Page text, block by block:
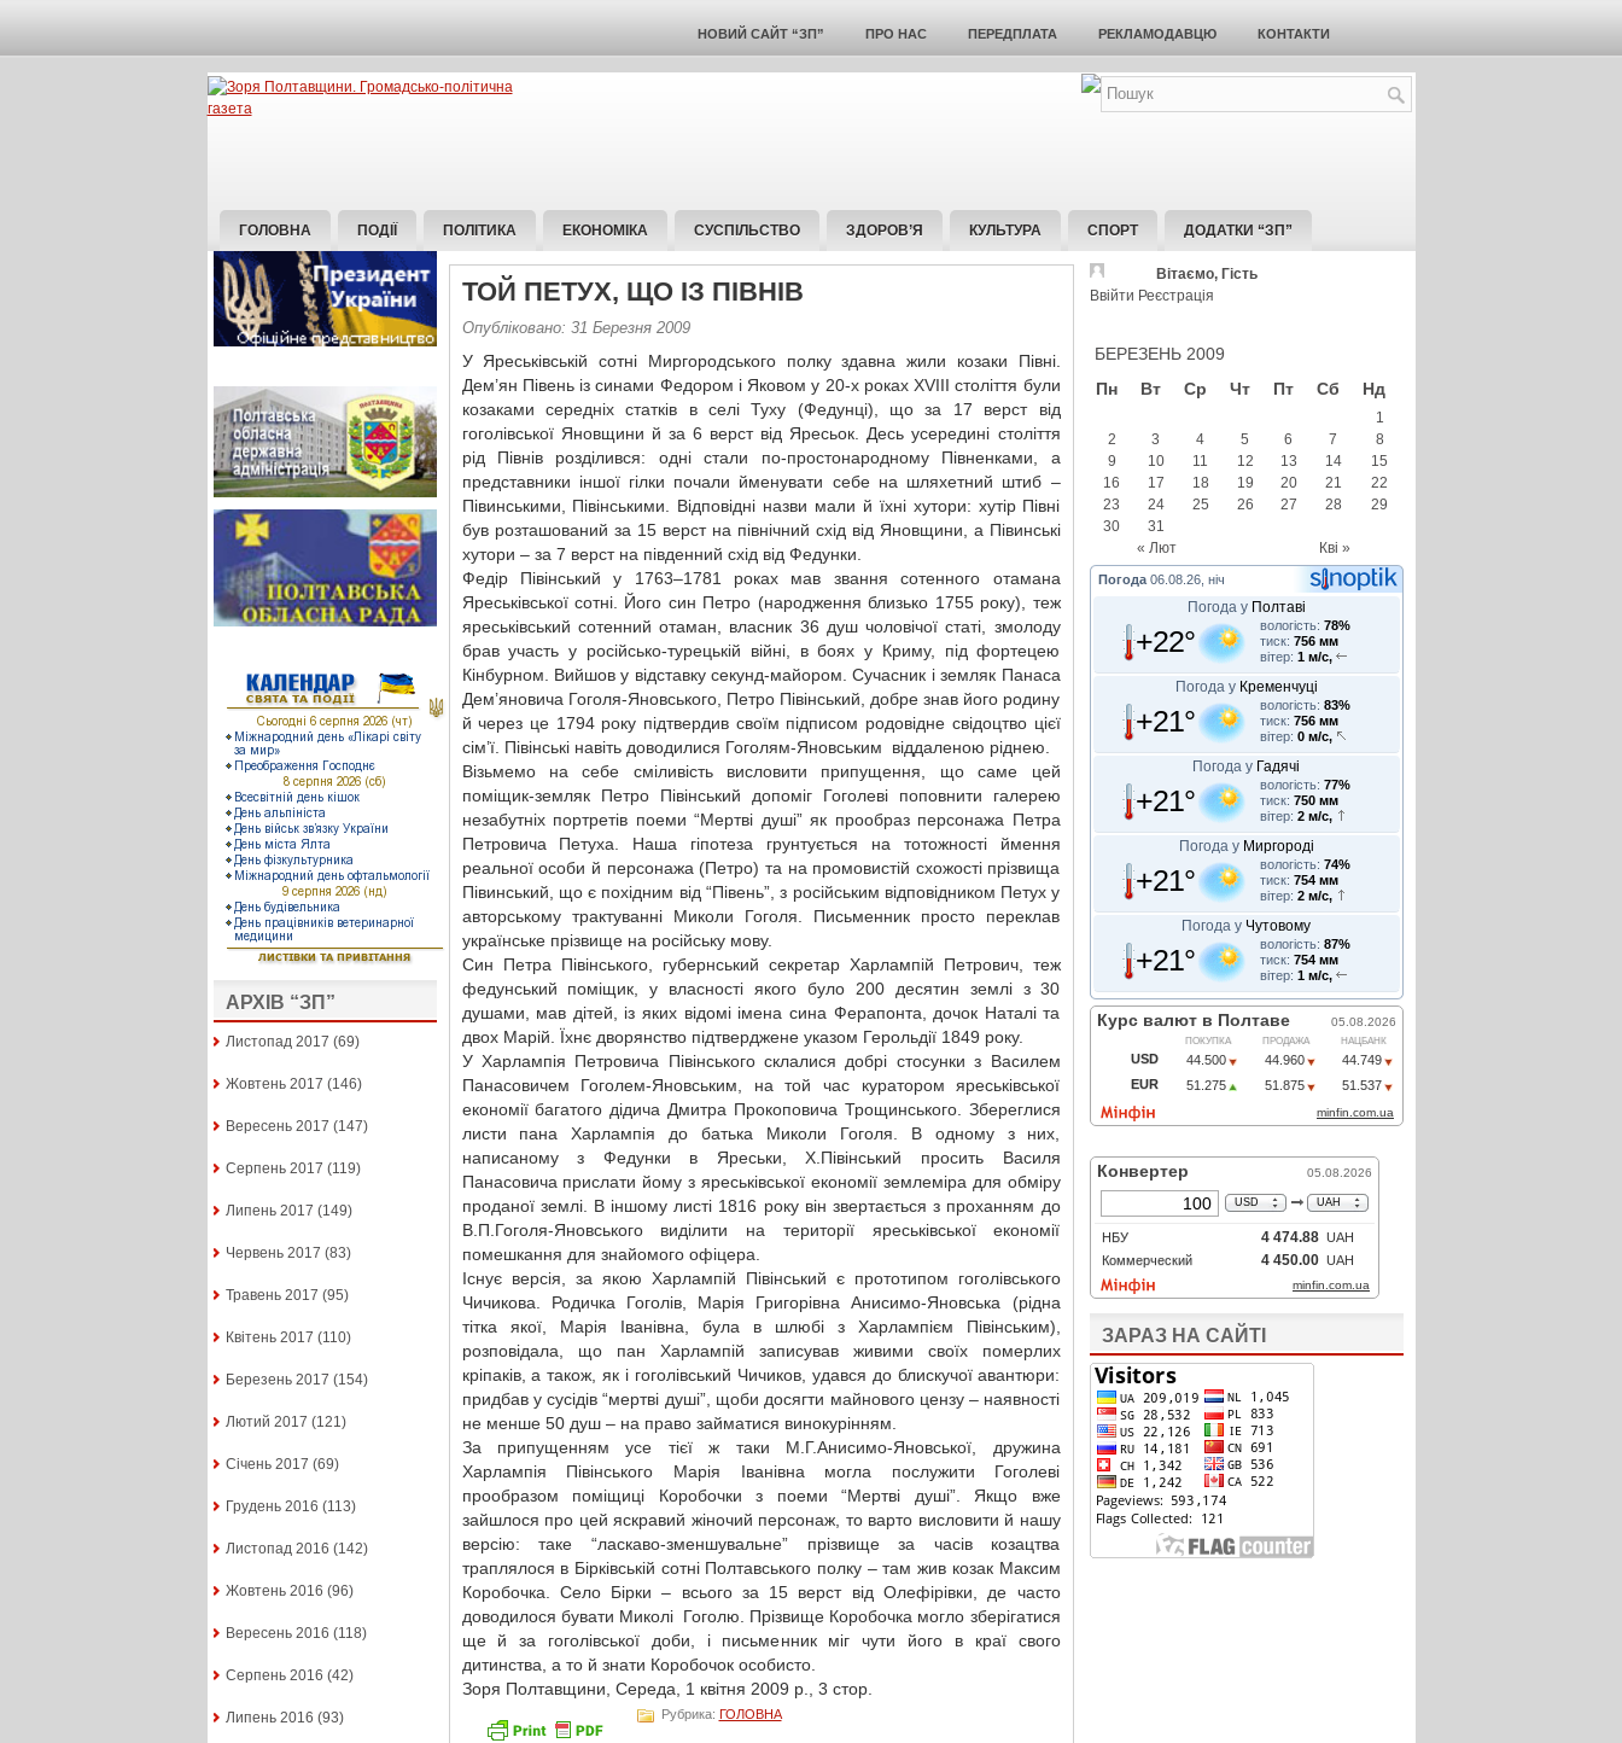
НОВИЙ САЙТ “ЗП” ПРО НАС ПЕРЕДПЛАТА РЕКЛАМОДАВЦЮ КОНТАКТИ
ГОЛОВНА ПОДІЇ ПОЛІТИКА ЕКОНОМІКА СУСПІЛЬСТВО ЗДОРОВ’Я КУЛЬТУРА СПОРТ ДОДАТКИ “ЗП”
АРХІВ “ЗП”
Листопад 2017 (69)
Жовтень 2017 (146)
Вересень 2017 (147)
Серпень 2017 (119)
Липень 2017 (149)
Червень 2017 (83)
Травень 2017 (95)
Квітень 2017 (110)
Березень 2017 (154)
Лютий 2017 (121)
Січень 2017 (69)
Грудень 2016 (113)
Листопад 2016 (142)
Жовтень 2016 (96)
Вересень 2016 (118)
Серпень 2016 (42)
Липень 2016 (93)
ТОЙ ПЕТУХ, ЩО ІЗ ПІВНІВ
Опубліковано: 31 Березня 2009
У Яреськівській сотні Миргородського полку здавна жили козаки Півні.
Дем’ян Півень із синами Федором і Яковом у 20-х роках XVIII століття були
козаками середніх статків в селі Туху (Федунці), що за 17 верст від
гоголівської Яновщини й за 6 верст від Яресьок. Десь усередині століття
рід Півнів розділився: одні стали по-простонародному Півненками, а
представники іншої гілки почали йменувати себе на шляхетний штиб –
Півинськими, Півінськими. Відповідні назви мали й їхні хутори: хутір Півні
був розташований за 15 верст на північний схід від Яновщини, а Півинські
хутори – за 7 верст на південний схід від Федунки.
Федір Півінський у 1763–1781 роках мав звання сотенного отамана
Яреськівської сотні. Його син Петро (народження близько 1755 року), теж
яреськівський сотенний отаман, власник 36 душ чоловічої статі, змолоду
брав участь у російсько-турецькій війні, в боях у Криму, під фортецею
Кінбурном. Вийшов у відставку секунд-майором. Сучасник і земляк Панаса
Дем’яновича Гоголя-Яновського, Петро Півінський, добре знав його родину
й через це 1794 року підтвердив своїм підписом родовідне свідоцтво цієї
сім’ї. Півінські навіть доводилися Гоголям-Яновським віддаленою ріднею.
Візьмемо на себе сміливість висловити припущення, що саме цей
поміщик-земляк Петро Півінський допоміг Гоголеві поповнити галерею
незабутніх портретів поеми “Мертві душі” як прообраз персонажа Петра
Петровича Петуха. Наша гіпотеза грунтується на тотожності ймення
реальної особи й персонажа (Петро) та на промовистій схожості прізвища
Півинський, що є похідним від “Півень”, з російським відповідником Петух у
авторському трактуванні Миколи Гоголя. Письменник просто переклав
українське прізвище на російську мову.
Син Петра Півінського, губернський секретар Харлампій Петрович, теж
федунський поміщик, у власності якого було 200 десятин землі з 30
душами, мав дітей, із яких відомі імена сина Ферапонта, дочок Наталі та
двох Марій. Їхнє дворянство підтверджене указом Герольдії 1849 року.
У Харлампія Петровича Півінського склалися добрі стосунки з Василем
Панасовичем Гоголем-Яновським, на той час куратором яреськівської
економії багатого дідича Дмитра Прокоповича Трощинського. Збереглися
листи пана Харлампія до батька Миколи Гоголя. В одному з них,
написаному з Федунки в Яреськи, Х.Півінський просить Василя
Панасовича прислати йому з яреськівської економії землеміра для обміру
проданої землі. В іншому листі 1816 року він звертається з проханням до
В.П.Гоголя-Яновського виділити на території яреськівської економії
помешкання для знайомого офіцера.
Існує версія, за якою Харлампій Півінський є прототипом гоголівського
Чичикова. Родичка Гоголів, Марія Григорівна Анисимо-Яновська (рідна
тітка якої, Марія Іванівна, була в шлюбі з Харлампієм Півінським),
розповідала, що пан Харлампій записував живими своїх померлих
кріпаків, а також, як і гоголівський Чичиков, удався до блискучої авантюри:
придбав у сусідів “мертві душі”, щоби досягти майнового цензу – наявності
не менше 50 душ – на право займатися винокурінням.
За припущенням усе тієї ж таки М.Г.Анисимо-Яновської, дружина
Харлампія Півінського Марія Іванівна могла послужити Гоголеві
прообразом поміщиці Коробочки з поеми “Мертві душі”. Якщо вже
зайшлося про цей яскравий жіночий персонаж, то варто висловити й нашу
версію: таке “ласкаво-зменшувальне” прізвище за часів козацтва
траплялося в Бірківській сотні Полтавського полку – там жив козак Максим
Коробочка. Село Бірки – всього за 15 верст від Олефірівки, де часто
доводилося бувати Миколі Гоголю. Прізвище Коробочка могло зберігатися
ще й за гоголівської доби, і письменник міг чути його в краї свого
дитинства, а то й знати Коробочок особисто.
Зоря Полтавщини, Середа, 1 квітня 2009 р., 3 стор.
Рубрика: ГОЛОВНА
Вітаємо, Гість
Ввійти Реєстрація
БЕРЕЗЕНЬ 2009
Пн
Вт Ср Чт Пт Сб Нд
« Лют Кві »
1
2
3 4 5 6 7
8
9
10 11 12 13 14
15
16
17 18 19 20 21
22
23
24 25 26 27 28
29
30
31
Погода 06.08.26, ніч
Погода у Полтаві
+22° вологість: 78%
тиск: 756 мм
вітер: 1 м/с,
Погода у Кременчуці
+21° вологість: 83%
тиск: 756 мм
вітер: 0 м/с,
Погода у Гадячі
+21° вологість: 77%
тиск: 750 мм
вітер: 2 м/с,
Погода у Миргороді
+21° вологість: 74%
тиск: 754 мм
вітер: 2 м/с,
Погода у Чутовому
+21° вологість: 87%
тиск: 754 мм
вітер: 1 м/с,
ЗАРАЗ НА САЙТІ